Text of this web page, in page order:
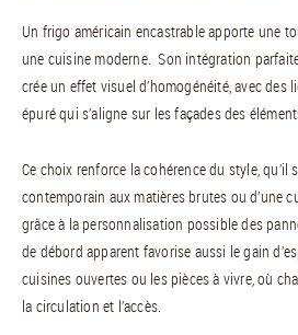
Un frigo américain encastrable apporte une
une cuisine moderne. Son intégration
crée un effet visuel d’homogénéité, avec
épuré qui s’aligne sur les façades des
Ce choix renforce la cohérence du style, qu’il
contemporain aux matières brutes ou d’une
grâce à la personnalisation possible des
de débord apparent favorise aussi le gain
cuisines ouvertes ou les pièces à vivre, où
la circulation et l’accès.